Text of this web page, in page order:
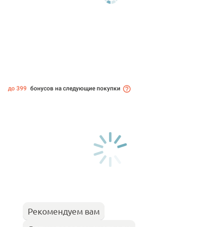
до 399 бонусов на следующие покупки
Рекомендуем вам